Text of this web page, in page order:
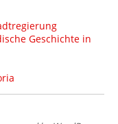
Geschichte in